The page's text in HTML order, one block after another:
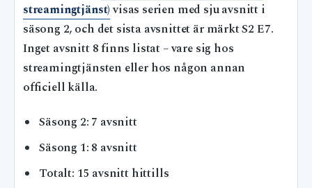
streamingtjänst)visas serien med sju avsnitt i
säsong 2, och det sista avsnittet är märkt S2 E7.
Inget avsnitt 8 finns listat – vare sig hos
streamingtjänsten eller hos någon annan
officiell källa.
Säsong 2: 7 avsnitt
Säsong 1: 8 avsnitt
Totalt: 15 avsnitt hittills